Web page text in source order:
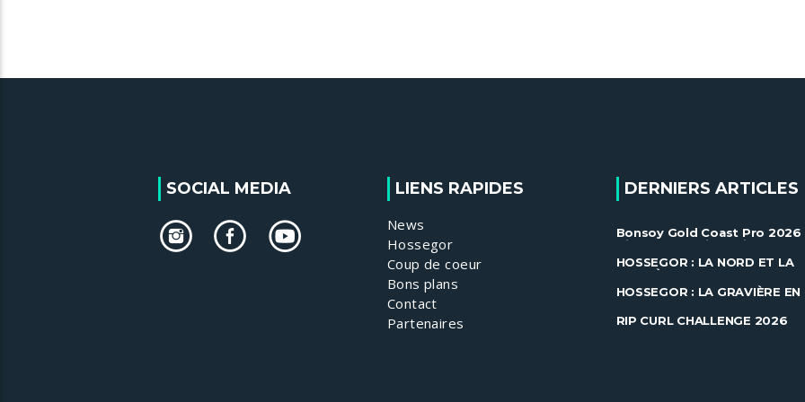
SOCIAL MEDIA LIENS RAPIDES
News
Hossegor
Coup de coeur
Bons plans
Contact
Partenaires
DERNIERS ARTICLES
Bonsoy Gold Coast Pro 2026
Gilmore et Ewing brillent à
Snapper ......
HOSSEGOR : LA NORD ET LA
GRAVIÈRE EN FEU !
HOSSEGOR : LA GRAVIÈRE EN
RIP CURL CHALLENGE 2026